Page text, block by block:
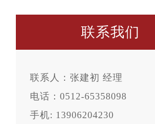
联系我们
联系人：张建初 经理
电话：0512-65358098
手机: 13906204230